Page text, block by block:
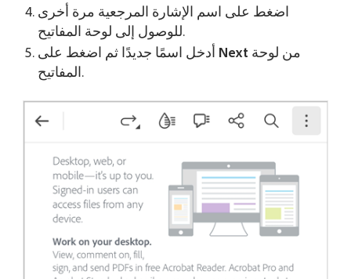
اضغط على اسم الإشارة المرجعية مرة أخرى
للوصول إلى لوحة المفاتيح.
Next
المفاتيح.